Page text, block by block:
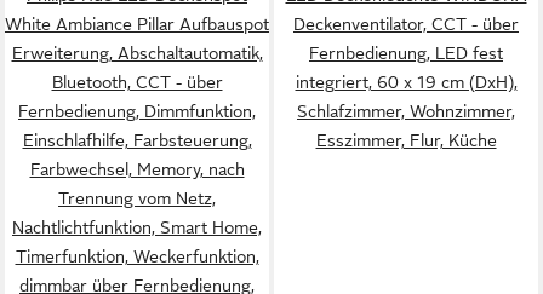
White Ambiance Pillar Aufbauspot
Erweiterung, Abschaltautomatik,
Bluetooth, CCT - über
Fernbedienung, Dimmfunktion,
Einschlafhilfe, Farbsteuerung,
Farbwechsel, Memory, nach
Trennung vom Netz,
Nachtlichtfunktion, Smart Home,
Timerfunktion, Weckerfunktion,
dimmbar über Fernbedienung,
Deckenventilator, CCT - über
Fernbedienung, LED fest
integriert, 60 x 19 cm (DxH),
Schlafzimmer, Wohnzimmer,
Esszimmer, Flur, Küche